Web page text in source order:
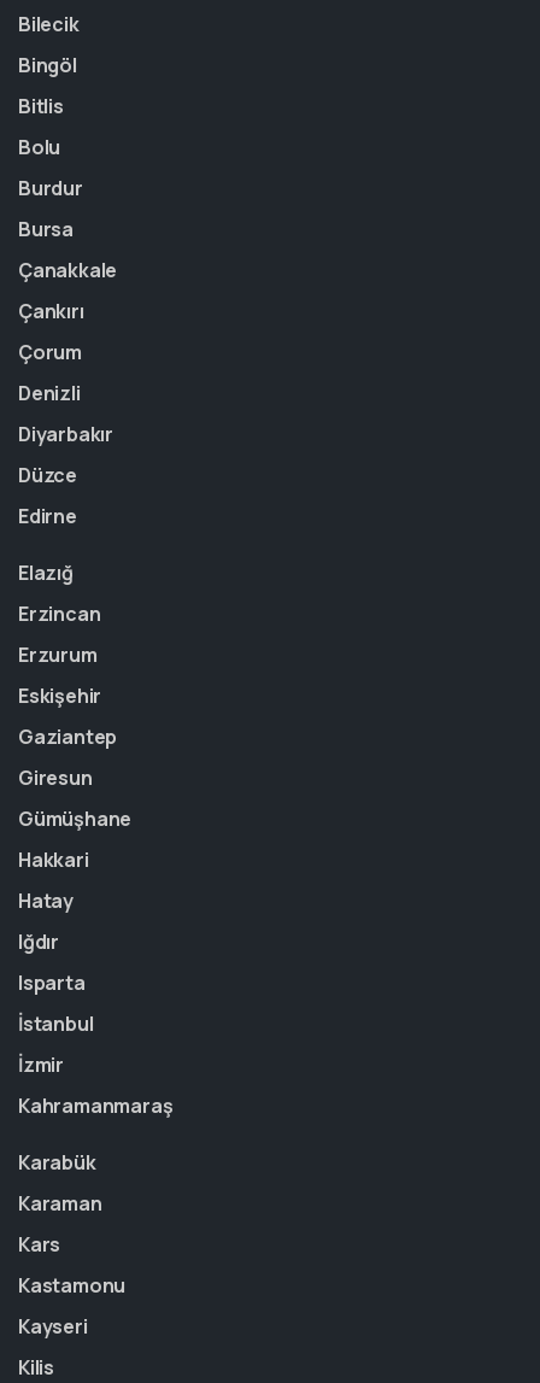
Bilecik
Bingöl
Bitlis
Bolu
Burdur
Bursa
Çanakkale
Çankırı
Çorum
Denizli
Diyarbakır
Düzce
Edirne
Elazığ
Erzincan
Erzurum
Eskişehir
Gaziantep
Giresun
Gümüşhane
Hakkari
Hatay
Iğdır
Isparta
İstanbul
İzmir
Kahramanmaraş
Karabük
Karaman
Kars
Kastamonu
Kayseri
Kilis